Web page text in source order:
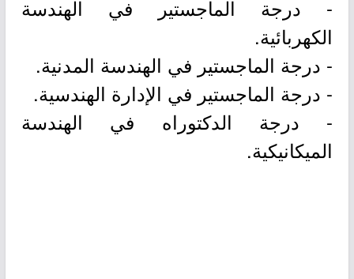
- درجة الماجستير في الهندسة
الكهربائية.
- درجة الماجستير في الهندسة المدنية.
- درجة الماجستير في الإدارة الهندسية.
- درجة الدكتوراه في الهندسة
الميكانيكية.